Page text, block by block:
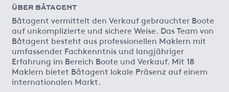
ÜBER BÅTAGENT
Båtagent vermittelt den Verkauf gebrauchter Boote
auf unkomplizierte und sichere Weise. Das Team von
Båtagent besteht aus professionellen Maklern mit
umfassender Fachkenntnis und langjähriger
Erfahrung im Bereich Boote und Verkauf. Mit 18
Maklern bietet Båtagent lokale Präsenz auf einem
internationalen Markt.